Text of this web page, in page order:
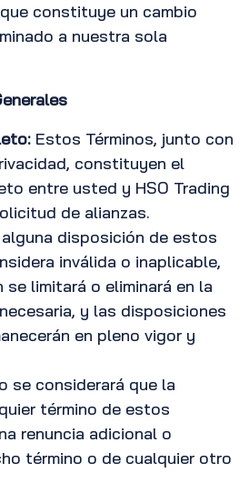
constituye un cambio
a nuestra sola
Estos Términos, junto con
constituyen el
entre usted y HSO Trading
de alianzas.
alguna disposición de estos
inválida o inaplicable,
limitará o eliminará en la
y las disposiciones
en pleno vigor y
se considerará que la
término de estos
renuncia adicional o
término o de cualquier otro